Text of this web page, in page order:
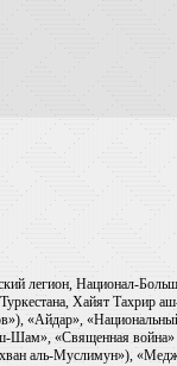
легион, Национал-
Хайят Тахрир
«Айдар»,
Шам», «Священная
аль-Муслимун»),